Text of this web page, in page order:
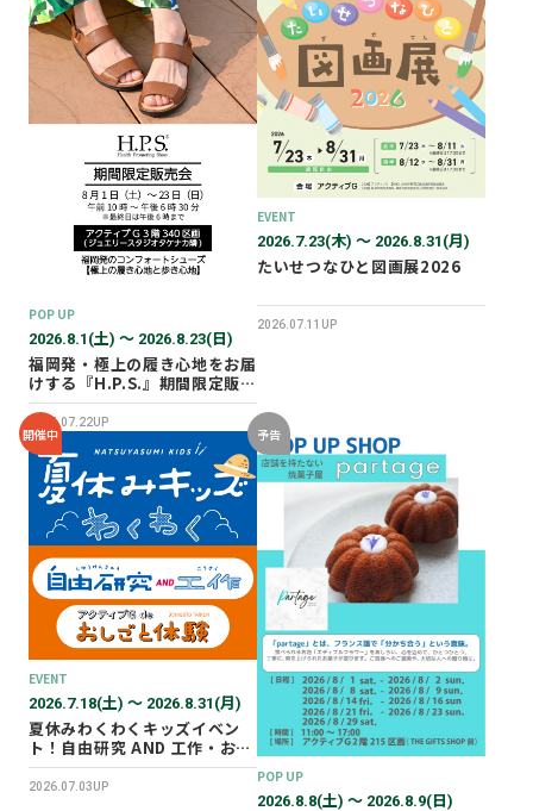
POP UP
2026.8.1(土) 〜 2026.8.23(日)
福岡発・極上の履き心地をお届
けする『H.P.S.』期間限定販売
会を開催✨
2026.07.22UP
EVENT
2026.7.23(木) 〜 2026.8.31(月)
たいせつなひと図画展2026
2026.07.11UP
開催中
EVENT
2026.7.18(土) 〜 2026.8.31(月)
夏休みわくわくキッズイベン
ト！自由研究 AND 工作・おし
ごと体験！
2026.07.03UP
予告
POP UP
2026.8.8(土) 〜 2026.8.9(日)